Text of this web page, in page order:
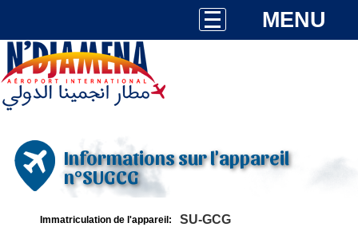
MENU
Informations sur l'appareil
n°SUGCG
Immatriculation de l'appareil: SU-GCG